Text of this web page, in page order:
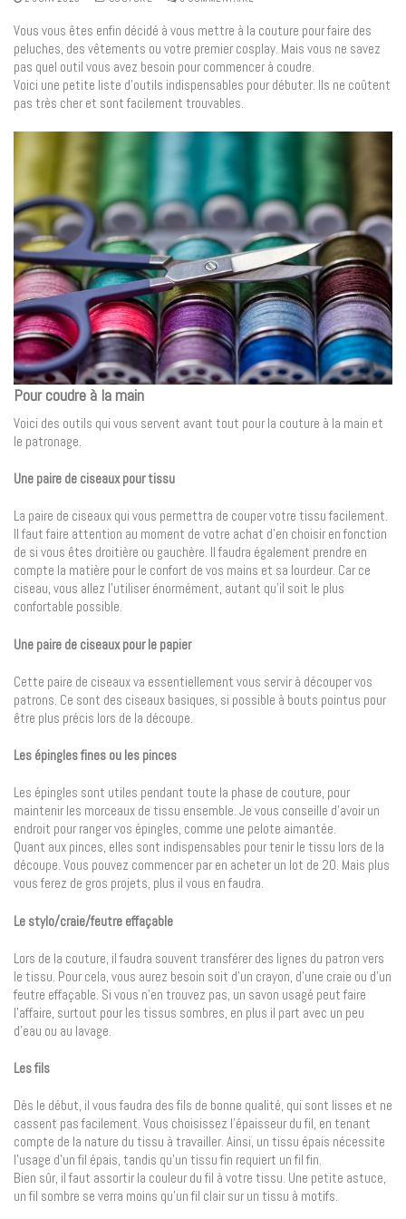
Vous vous êtes enfin décidé à vous mettre à la couture pour faire des
peluches, des vêtements ou votre premier cosplay. Mais vous ne savez
pas quel outil vous avez besoin pour commencer à coudre.
Voici une petite liste d’outils indispensables pour débuter. Ils ne coûtent
pas très cher et sont facilement trouvables.
Pour coudre à la main
Voici des outils qui vous servent avant tout pour la couture à la main et
le patronage.
Une paire de ciseaux pour tissu
La paire de ciseaux qui vous permettra de couper votre tissu facilement.
Il faut faire attention au moment de votre achat d’en choisir en fonction
de si vous êtes droitière ou gauchère. Il faudra également prendre en
compte la matière pour le confort de vos mains et sa lourdeur. Car ce
ciseau, vous allez l’utiliser énormément, autant qu’il soit le plus
confortable possible.
Une paire de ciseaux pour le papier
Cette paire de ciseaux va essentiellement vous servir à découper vos
patrons. Ce sont des ciseaux basiques, si possible à bouts pointus pour
être plus précis lors de la découpe.
Les épingles fines ou les pinces
Les épingles sont utiles pendant toute la phase de couture, pour
maintenir les morceaux de tissu ensemble. Je vous conseille d’avoir un
endroit pour ranger vos épingles, comme une pelote aimantée.
Quant aux pinces, elles sont indispensables pour tenir le tissu lors de la
découpe. Vous pouvez commencer par en acheter un lot de 20. Mais plus
vous ferez de gros projets, plus il vous en faudra.
Le stylo/craie/feutre effaçable
Lors de la couture, il faudra souvent transférer des lignes du patron vers
le tissu. Pour cela, vous aurez besoin soit d’un crayon, d’une craie ou d’un
feutre effaçable. Si vous n’en trouvez pas, un savon usagé peut faire
l’affaire, surtout pour les tissus sombres, en plus il part avec un peu
d’eau ou au lavage.
Les fils
Dès le début, il vous faudra des fils de bonne qualité, qui sont lisses et ne
cassent pas facilement. Vous choisissez l’épaisseur du fil, en tenant
compte de la nature du tissu à travailler. Ainsi, un tissu épais nécessite
l’usage d’un fil épais, tandis qu’un tissu fin requiert un fil fin.
Bien sûr, il faut assortir la couleur du fil à votre tissu. Une petite astuce,
un fil sombre se verra moins qu’un fil clair sur un tissu à motifs.